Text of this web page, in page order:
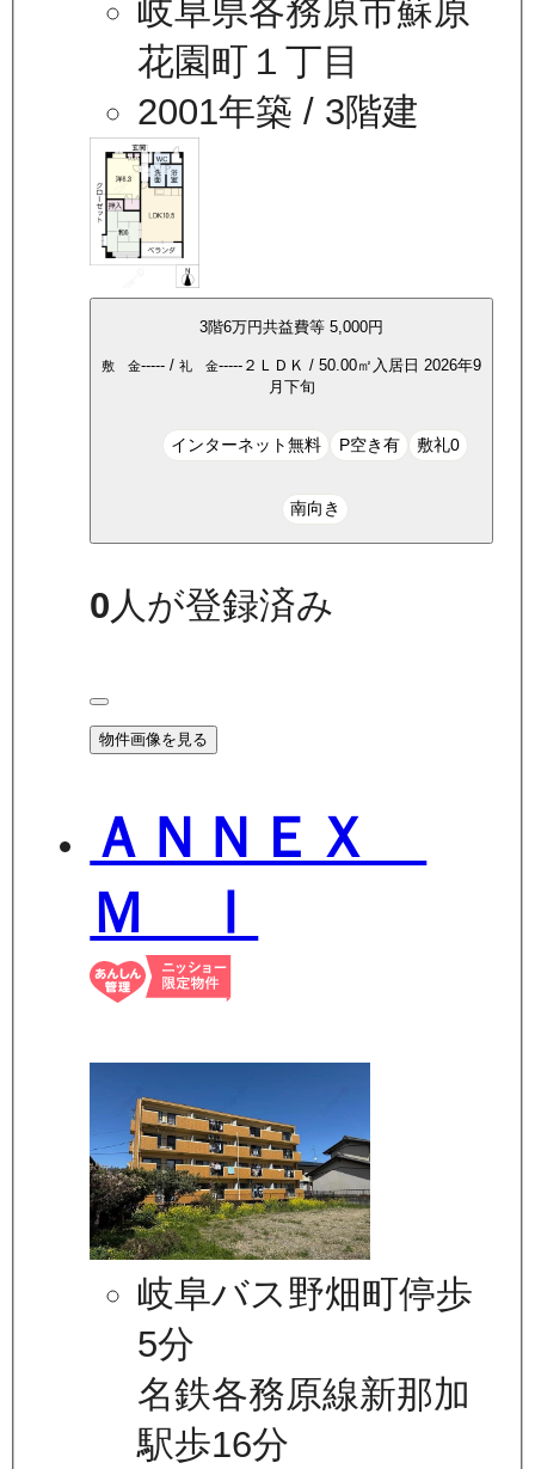
岐阜県各務原市蘇原
花園町１丁目
2001年築 / 3階建
3階6万円共益費等 5,000円
敷 金----- / 礼 金----- ２ＬＤＫ / 50.00㎡ 入居日 2026年9
月下旬
インターネット無料 P空き有 敷礼0
南向き
0人が登録済み
物件画像を見る
ＡＮＮＥＸ
Ｍ Ⅰ
岐阜バス野畑町停歩
5分
名鉄各務原線新那加
駅歩16分